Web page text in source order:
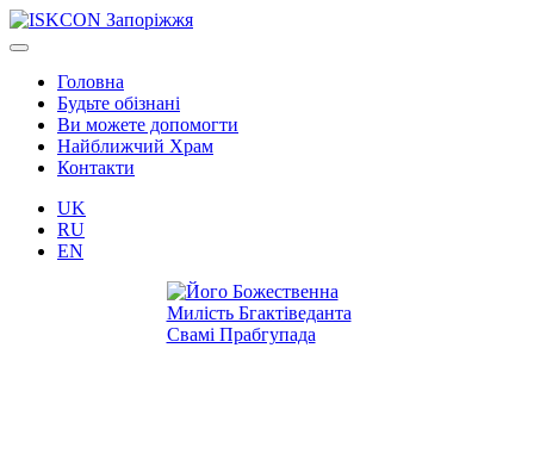
Головна
Будьте обізнані
Ви можете допомогти
Найближчий Храм
Контакти
UK
RU
EN